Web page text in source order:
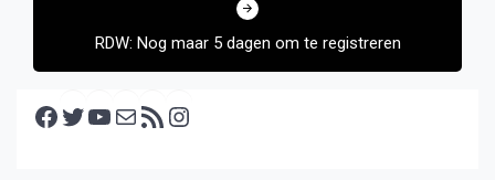
RDW: Nog maar 5 dagen om te registreren
Facebook Twitter YouTube E-mail RSS feed